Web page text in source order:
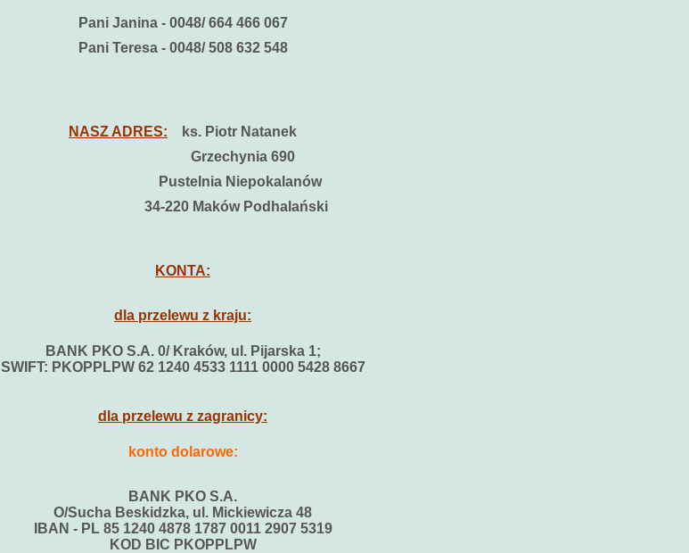
Pani Janina - 0048/ 664 466 067
Pani Teresa - 0048/ 508 632 548
NASZ ADRES:
ks. Piotr Natanek
Grzechynia 690
Pustelnia Niepokalanów
34-220 Maków Podhalański
KONTA:
dla przelewu z kraju:
BANK PKO S.A. 0/ Kraków, ul. Pijarska 1;
SWIFT: PKOPPLPW 62 1240 4533 1111 0000 5428 8667
dla przelewu z zagranicy:
konto dolarowe:
BANK PKO S.A.
O/Sucha Beskidzka, ul. Mickiewicza 48
IBAN - PL 85 1240 4878 1787 0011 2907 5319
KOD BIC PKOPPLPW